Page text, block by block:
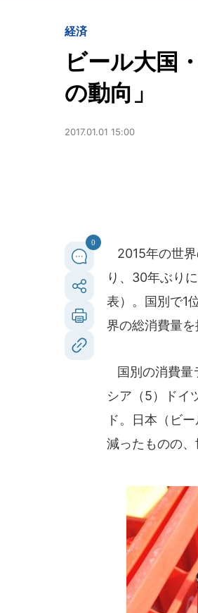
経済
ビール大国
の動向」
2017.01.01 15:00
0
2015年の世界
り、30年ぶり
表）。国別で1
界の総消費量を
国別の消費量
シア（5）ドイ
ド。日本（ビ
減ったものの